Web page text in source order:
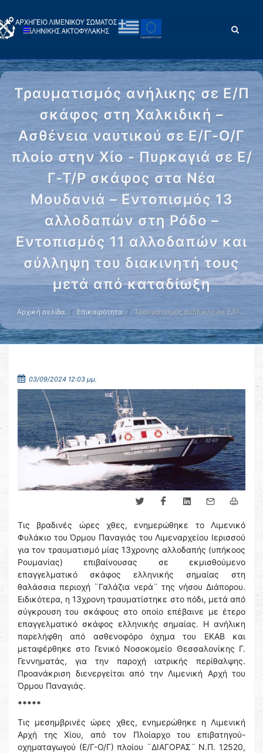
Τραυματισμός ανήλικης σε Ε/Π
σκάφος στη Χαλκιδική –
Ασθένεια ναυτικού σε Ε/Γ-Ο/Γ
πλοίο στην Χίο - Πυρκαγιά σε Ε/
Γ-Τ/Ρ σκάφος στα Νέα
Μουδανιά – Εντοπισμός 13
αλλοδαπών στη Ρόδο –
Εντοπισμός 11 αλλοδαπών και
σύλληψη του διακινητή τους
μετά από καταδίωξη
Αρχική σελίδα Επικαιρότητα Τραυματισμός ανήλικης σε Ε/Π …
03/09/2024 12:03 μμ.
Τις βραδινές ώρες χθες, ενημερώθηκε το Λιμενικό
Φυλάκιο του Όρμου Παναγιάς του Λιμεναρχείου Ιερισσού
για τον τραυματισμό μίας 13χρονης αλλοδαπής (υπήκοος
Ρουμανίας) επιβαίνουσας σε εκμισθούμενο
επαγγελματικό σκάφος ελληνικής σημαίας στη
θαλάσσια περιοχή ¨Γαλάζια νερά¨ της νήσου Διάπορου.
Ειδικότερα, η 13χρονη τραυματίστηκε στο πόδι, μετά από
σύγκρουση του σκάφους στο οποίο επέβαινε με έτερο
επαγγελματικό σκάφος ελληνικής σημαίας. Η ανήλικη
παρελήφθη από ασθενοφόρο όχημα του ΕΚΑΒ και
μεταφέρθηκε στο Γενικό Νοσοκομείο Θεσσαλονίκης Γ.
Γεννηματάς, για την παροχή ιατρικής περίθαλψης.
Προανάκριση διενεργείται από την Λιμενική Αρχή του
Όρμου Παναγιάς.
*****
Τις μεσημβρινές ώρες χθες, ενημερώθηκε η Λιμενική
Αρχή της Χίου, από τον Πλοίαρχο του επιβατηγού-
οχηματαγωγού (Ε/Γ-Ο/Γ) πλοίου ¨ΔΙΑΓΟΡΑΣ¨ Ν.Π. 12520,